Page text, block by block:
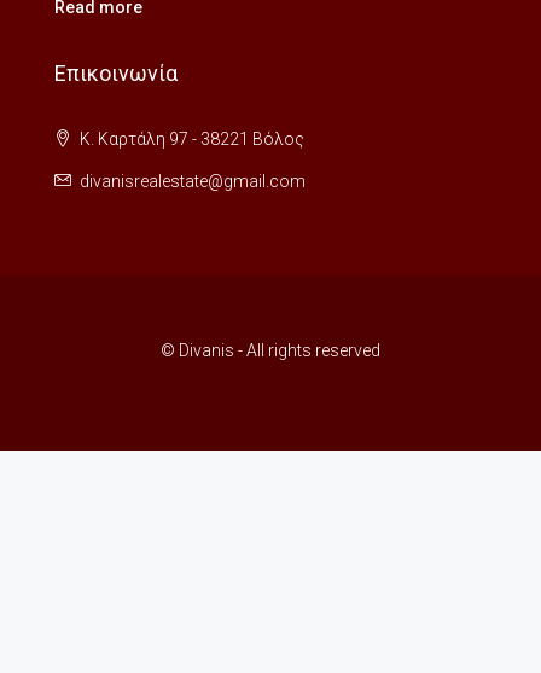
Read more
Επικοινωνία
Κ. Καρτάλη 97 - 38221 Βόλος
divanisrealestate@gmail.com
© Divanis - All rights reserved